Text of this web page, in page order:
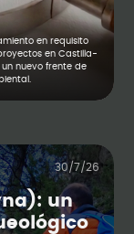
en requisito
en Castilla-
nuevo frente de
30/7/26
un